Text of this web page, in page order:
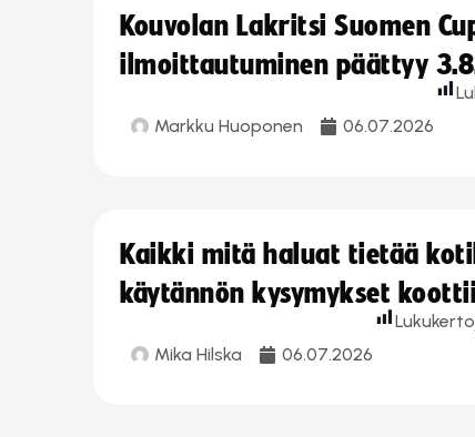
Kouvolan Lakritsi Suomen
ilmoittautuminen päättyy
Markku Huoponen 06.07.2026
Kaikki mitä haluat tietää
käytännön kysymykset
Mika Hilska 06.07.2026